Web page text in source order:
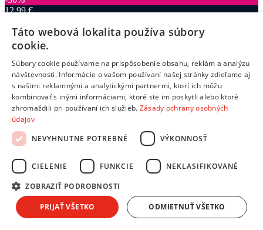
12,99 €
Dostupný
V predajni
8,99 € s DPH
Pridať do košíka
Porovnať
166895
Prilby
Globber Globber Predné blokovanie podpery globber pre sedadlo
455, 457, 458, 459, 463, 464
Doprava zdarma
Táto webová lokalita používa súbory
cookie.
Súbory cookie používame na prispôsobenie obsahu, reklám a analýzu
návštevnosti. Informácie o vašom používaní našej stránky zdieľame aj
s našimi reklamnými a analytickými partnermi, ktorí ich môžu
kombinovať s inými informáciami, ktoré ste im poskytli alebo ktoré
zhromaždili pri používaní ich služieb. Zásady ochrany osobných
údajov
NEVYHNUTNE POTREBNÉ
VÝKONNOSŤ
CIELENIE FUNKCIE NEKLASIFIKOVANÉ
ZOBRAZIŤ PODROBNOSTI
PRIJAŤ VŠETKO ODMIETNUŤ VŠETKO